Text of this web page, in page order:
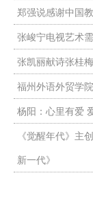
郑强说感谢中国
张峻宁电视艺术
张凯丽献诗张桂梅
福州外语外贸学
杨阳：心里有爱
《觉醒年代》主
新一代》